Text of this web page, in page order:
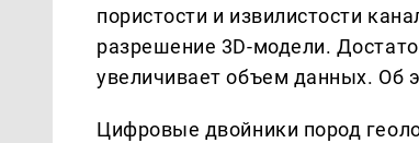
пористости и извилистости
разрешение 3D-модели.
увеличивает объем данных. Об
Цифровые двойники пород